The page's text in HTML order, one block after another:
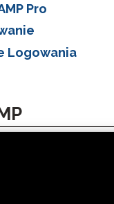
Pro
Logowania